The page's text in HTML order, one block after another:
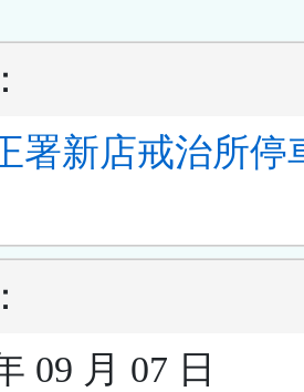
署新店戒治所停
09 月 07 日